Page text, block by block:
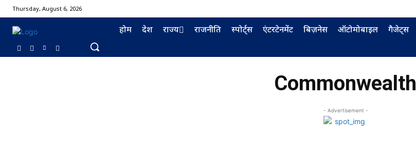
Thursday, August 6, 2026
होम देश राज्य राजनीति स्पोर्ट्स एंटरटेनमेंट बिज़नेस ऑटोमोबाइल गैजेट्स
Commonwealth
- Advertisement -